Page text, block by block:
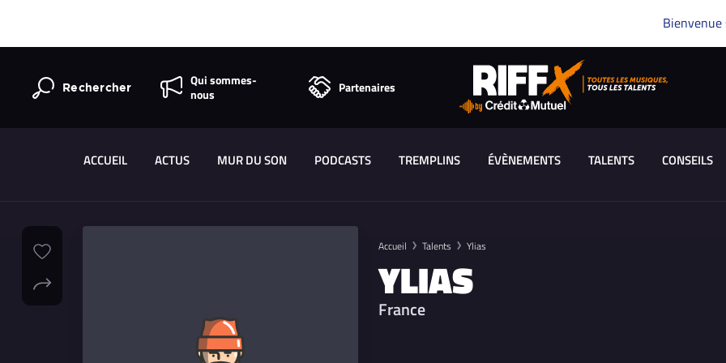
Bienvenue
Rechercher
Qui sommes-
nous
Partenaires
ACCUEIL ACTUS MUR DU SON PODCASTS TREMPLINS ÉVÈNEMENTS TALENTS CONSEILS
Accueil Talents Ylias
YLIAS
France